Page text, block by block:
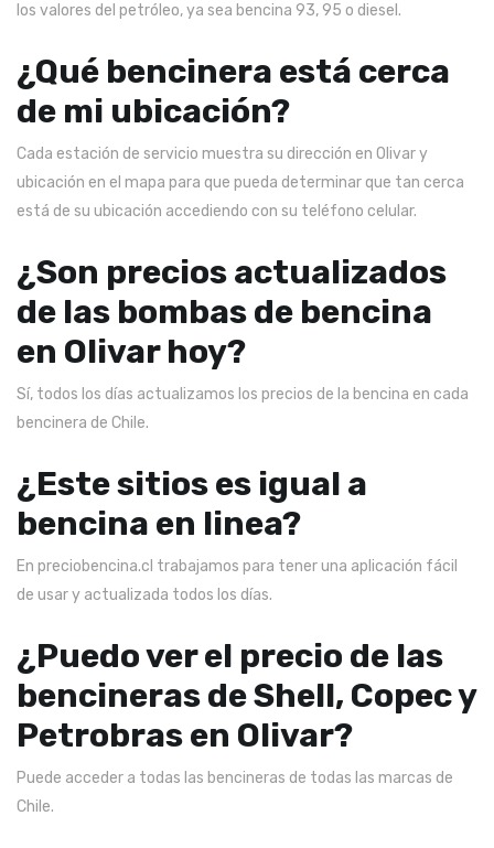
los valores del petróleo, ya sea bencina 93, 95 o diesel.
¿Qué bencinera está cerca
de mi ubicación?
Cada estación de servicio muestra su dirección en Olivar y
ubicación en el mapa para que pueda determinar que tan cerca
está de su ubicación accediendo con su teléfono celular.
¿Son precios actualizados
de las bombas de bencina
en Olivar hoy?
Sí, todos los días actualizamos los precios de la bencina en cada
bencinera de Chile.
¿Este sitios es igual a
bencina en linea?
En preciobencina.cl trabajamos para tener una aplicación fácil
de usar y actualizada todos los días.
¿Puedo ver el precio de las
bencineras de Shell, Copec y
Petrobras en Olivar?
Puede acceder a todas las bencineras de todas las marcas de
Chile.